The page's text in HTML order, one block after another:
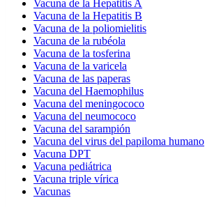
Vacuna de la Hepatitis A
Vacuna de la Hepatitis B
Vacuna de la poliomielitis
Vacuna de la rubéola
Vacuna de la tosferina
Vacuna de la varicela
Vacuna de las paperas
Vacuna del Haemophilus
Vacuna del meningococo
Vacuna del neumococo
Vacuna del sarampión
Vacuna del virus del papiloma humano
Vacuna DPT
Vacuna pediátrica
Vacuna triple vírica
Vacunas